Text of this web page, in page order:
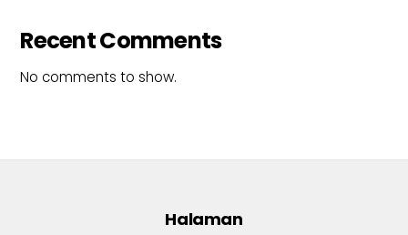
Recent Comments
No comments to show.
Halaman